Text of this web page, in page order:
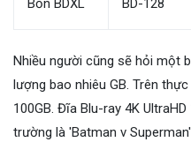
Nhiều người cũng sẽ hỏi một
lượng bao nhiêu GB. Trên
100GB. Đĩa Blu-ray 4K
trường là 'Batman v